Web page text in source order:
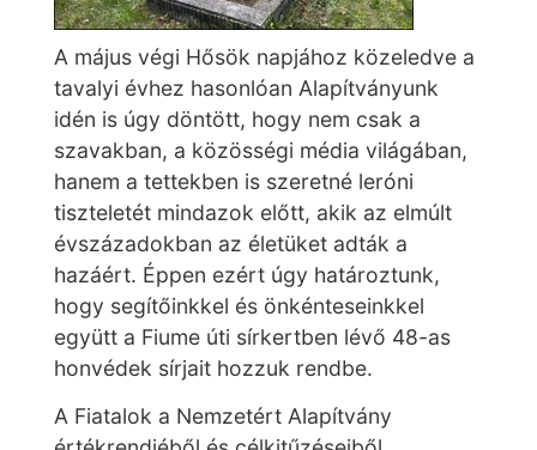
A május végi Hősök napjához közeledve a
tavalyi évhez hasonlóan Alapítványunk
idén is úgy döntött, hogy nem csak a
szavakban, a közösségi média világában,
hanem a tettekben is szeretné leróni
tiszteletét mindazok előtt, akik az elmúlt
évszázadokban az életüket adták a
hazáért. Éppen ezért úgy határoztunk,
hogy segítőinkkel és önkénteseinkkel
együtt a Fiume úti sírkertben lévő 48-as
honvédek sírjait hozzuk rendbe.
A Fiatalok a Nemzetért Alapítvány